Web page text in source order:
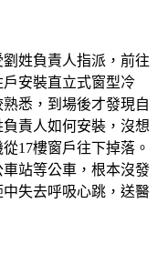
姓負責人指派，前往
安裝直立式窗型冷
悉，到場後才發現自
責人如何安裝，沒想
17樓窗戶往下掉落。
站等公車，根本沒發
失去呼吸心跳，送醫